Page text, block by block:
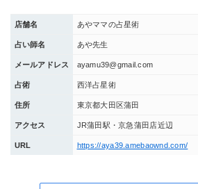
店舗名 あやママの占星術
占い師名 あや先生
メールアドレス ayamu39@gmail.com
占術 西洋占星術
住所 東京都大田区蒲田
アクセス JR蒲田駅・京急蒲田店近辺
URL https://aya39.amebaownd.com/